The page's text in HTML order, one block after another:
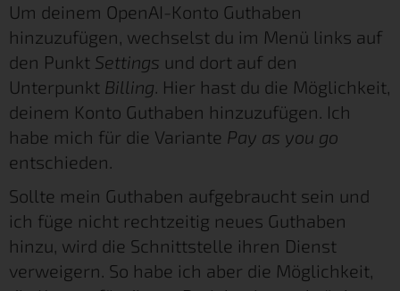
Um deinem OpenAI-Konto Guthaben
hinzuzufügen, wechselst du im Menü links auf
den Punkt Settings und dort auf den
Unterpunkt Billing. Hier hast du die Möglichkeit,
deinem Konto Guthaben hinzuzufügen. Ich
habe mich für die Variante Pay as you go
entschieden.
Sollte mein Guthaben aufgebraucht sein und
ich füge nicht rechtzeitig neues Guthaben
hinzu, wird die Schnittstelle ihren Dienst
verweigern. So habe ich aber die Möglichkeit,